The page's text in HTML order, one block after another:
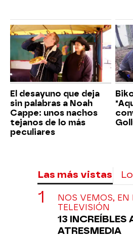
El desayuno que deja
sin palabras a Noah
Cappe: unos nachos
tejanos de lo más
peculiares
Las más vistas
NOS VEMOS, EN
TELEVISIÓN
13 INCREÍBLES
ATRESMEDIA